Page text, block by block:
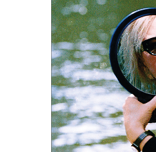
ŻYCIE MNIE
58.50zł